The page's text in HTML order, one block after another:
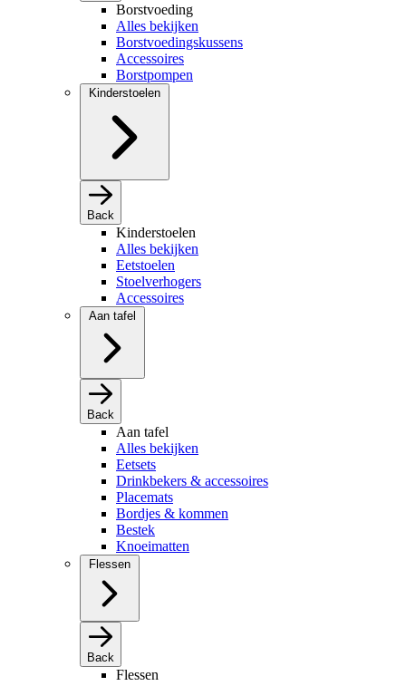
Borstvoeding
Alles bekijken
Borstvoedingskussens
Accessoires
Borstpompen
Kinderstoelen
Back
Kinderstoelen
Alles bekijken
Eetstoelen
Stoelverhogers
Accessoires
Aan tafel
Back
Aan tafel
Alles bekijken
Eetsets
Drinkbekers & accessoires
Placemats
Bordjes & kommen
Bestek
Knoeimatten
Flessen
Back
Flessen